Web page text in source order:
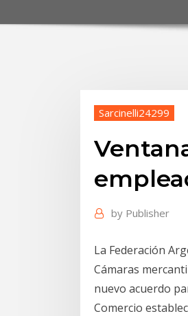
Sarcinelli24299
by Publisher
La Federación
Cámaras
nuevo acuerdo
Comercio